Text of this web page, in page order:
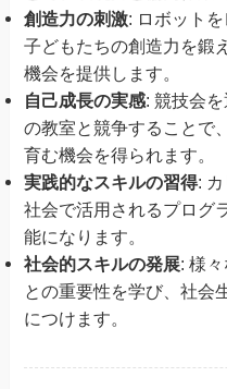
創造力の刺激: ロボット
子どもたちの創造力を鍛
機会を提供します。
自己成長の実感: 競技会
の教室と競争することで
育む機会を得られます。
実践的なスキルの習得:
社会で活用されるプログ
能になります。
社会的スキルの発展: 様
との重要性を学び、社会
につけます。